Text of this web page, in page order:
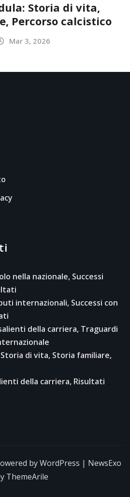
Storia di vita,
Percorso calcistico
Mar 3, 2026
nella nazionale, Successi
internazionali, Successi con
della carriera, Traguardi
Storia di vita, Storia familiare,
della carriera, Risultati
byWordPress | NewsExo
ThemeArile